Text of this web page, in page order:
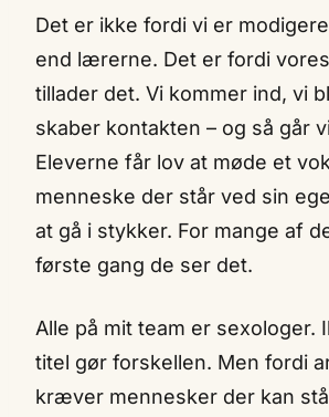
Det er ikke fordi vi er
end lærerne. Det er fordi
tillader det. Vi kommer ind, vi
skaber kontakten – og så går
Eleverne får lov at møde et
menneske der står ved sin
at gå i stykker. For mange af
første gang de ser det.
Alle på mit team er sexologer.
titel gør forskellen. Men fordi
kræver mennesker der kan